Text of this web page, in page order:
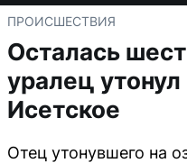
ПРОИСШЕСТВИЯ
Осталась
уралец утонул
Исетское
Отец утонувшего на